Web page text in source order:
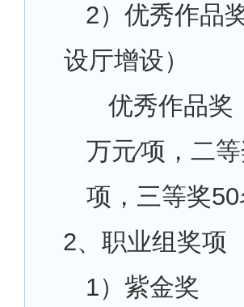
2）优秀作品
设厅增设）
优秀作品奖
万元∕项，二
项，三等奖50
2、职业组奖项
1）紫金奖